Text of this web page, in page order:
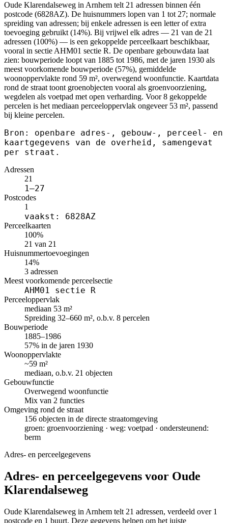
Oude Klarendalseweg in Arnhem telt 21 adressen binnen één
postcode (6828AZ). De huisnummers lopen van 1 tot 27; normale
spreiding van adressen; bij enkele adressen is een letter of extra
toevoeging gebruikt (14%). Bij vrijwel elk adres — 21 van de 21
adressen (100%) — is een gekoppelde perceelkaart beschikbaar,
vooral in sectie AHM01 sectie R. De openbare gebouwdata laat
zien: bouwperiode loopt van 1885 tot 1986, met de jaren 1930 als
meest voorkomende bouwperiode (57%), gemiddelde
woonoppervlakte rond 59 m², overwegend woonfunctie. Kaartdata
rond de straat toont groenobjecten vooral als groenvoorziening,
wegdelen als voetpad met open verharding. Voor 8 gekoppelde
percelen is het mediaan perceeloppervlak ongeveer 53 m², passend
bij kleine percelen.
Bron: openbare adres-, gebouw-, perceel- en
kaartgegevens van de overheid, samengevat
per straat.
Adressen
21
1–27
Postcodes
1
vaakst: 6828AZ
Perceelkaarten
100%
21 van 21
Huisnummertoevoegingen
14%
3 adressen
Meest voorkomende perceelsectie
AHM01 sectie R
Perceeloppervlak
mediaan 53 m²
Spreiding 32–660 m², o.b.v. 8 percelen
Bouwperiode
1885–1986
57% in de jaren 1930
Woonoppervlakte
~59 m²
mediaan, o.b.v. 21 objecten
Gebouwfunctie
Overwegend woonfunctie
Mix van 2 functies
Omgeving rond de straat
156 objecten in de directe straatomgeving
groen: groenvoorziening · weg: voetpad · ondersteunend:
berm
Adres- en perceelgegevens
Adres- en perceelgegevens voor Oude
Klarendalseweg
Oude Klarendalseweg in Arnhem telt 21 adressen, verdeeld over 1
postcode en 1 buurt. Deze gegevens helpen om het juiste